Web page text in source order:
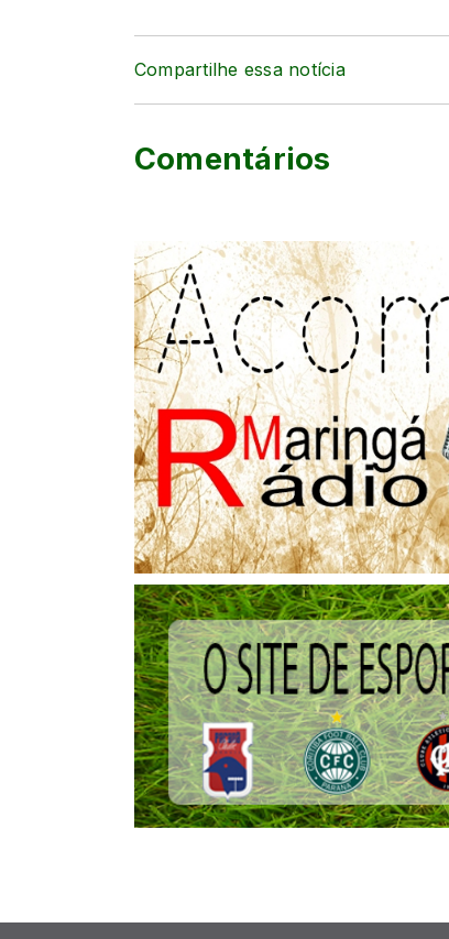
Compartilhe essa notícia
Comentários